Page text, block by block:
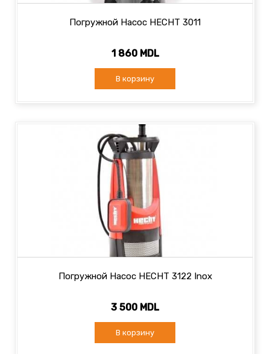
Погружной Насос HECHT 3011
1 860 MDL
В корзину
Погружной Насос HECHT 3122 Inox
3 500 MDL
В корзину